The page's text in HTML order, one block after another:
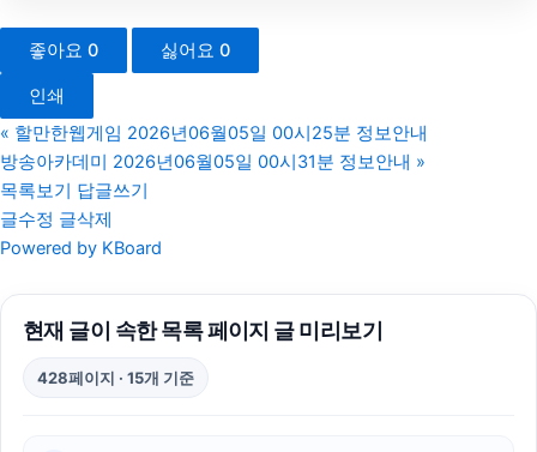
대구이혼전문변호사
이혼변호사
좋아요 0 싫어요 0
인쇄
« 할만한웹게임 2026년06월05일 00시25분 정보안내
방송아카데미 2026년06월05일 00시31분 정보안내 »
목록보기 답글쓰기
글수정 글삭제
Powered by KBoard
현재 글이 속한 목록 페이지 글 미리보기
428페이지 · 15개 기준